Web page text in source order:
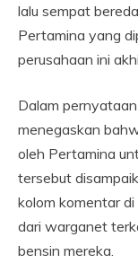
lalu sempat
Pertamina yang
perusahaan ini
Dalam
menegaskan
oleh Pertamina
tersebut
kolom komentar
dari warganet
bensin mereka.